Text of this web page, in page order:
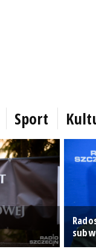
Sport